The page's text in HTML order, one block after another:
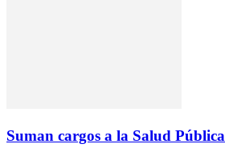
Suman cargos a la Salud Pública